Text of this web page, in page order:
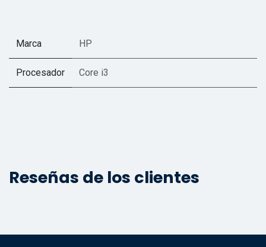
Marca HP
Procesador Core i3
Reseñas de los clientes